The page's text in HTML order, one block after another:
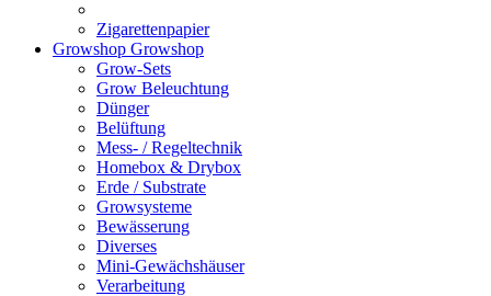
Zigarettenpapier
Growshop Growshop
Grow-Sets
Grow Beleuchtung
Dünger
Belüftung
Mess- / Regeltechnik
Homebox & Drybox
Erde / Substrate
Growsysteme
Bewässerung
Diverses
Mini-Gewächshäuser
Verarbeitung